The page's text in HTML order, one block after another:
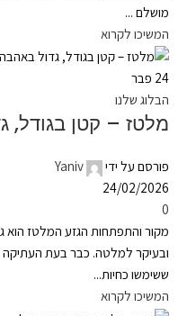
מושלם ...
המשיכו לקרוא
24 פבר
הבלוג שלנו
מלטז – קטן בגודל,
פורסם על ידי
Yaniv
24/02/2026
0
מקור והתפתחות הגזע המלטז הוא
ובעיקר למלטה. כבר בעת העתיקה
ששימשו כחיות...
המשיכו לקרוא